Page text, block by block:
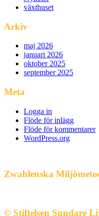
växthuset
Arkiv
maj 2026
januari 2026
oktober 2025
september 2025
Meta
Logga in
Flöde för inlägg
Flöde för kommentarer
WordPress.org
Zwahlenska
© Stiftelsen Sundare